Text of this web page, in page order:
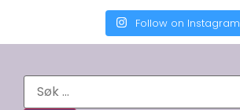
Follow on Instagram